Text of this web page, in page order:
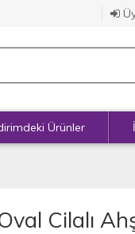
Ürünler
Cilalı